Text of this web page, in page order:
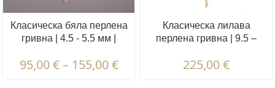
Класическа бяла перлена
гривна | 4.5 - 5.5 мм |
95,00€ – 155,00€
Класическа лилава
перлена гривна | 9.5 –
225,00€